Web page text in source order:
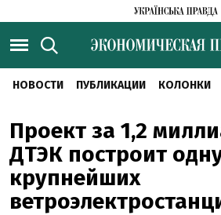
НОВОСТИ ПУБЛИКАЦИИ КОЛОНКИ
Проект за 1,2
ДТЭК построит
крупнейших